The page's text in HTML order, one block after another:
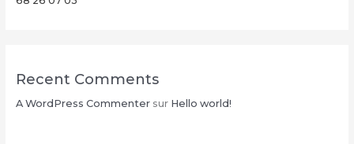
Recent Comments
A WordPress Commentersur Hello world!